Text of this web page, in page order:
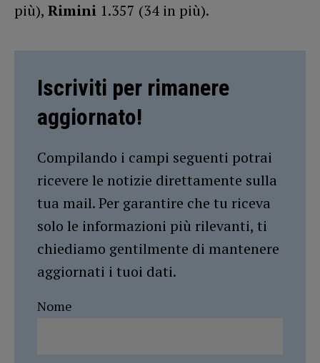
più), Rimini 1.357 (34 in più).
Iscriviti per rimanere
aggiornato!
Compilando i campi seguenti potrai
ricevere le notizie direttamente sulla
tua mail. Per garantire che tu riceva
solo le informazioni più rilevanti, ti
chiediamo gentilmente di mantenere
aggiornati i tuoi dati.
Nome